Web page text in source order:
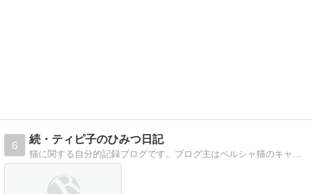
6
続・ティピ子のひみつ日記